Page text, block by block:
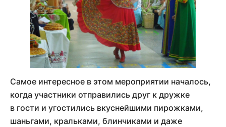
Самое интересное в этом мероприятии началось,
когда участники отправились друг к дружке
в гости и угостились вкуснейшими пирожками,
шаньгами, кральками, блинчиками и даже